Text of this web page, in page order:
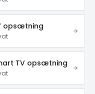
opsætning
TV opsætning